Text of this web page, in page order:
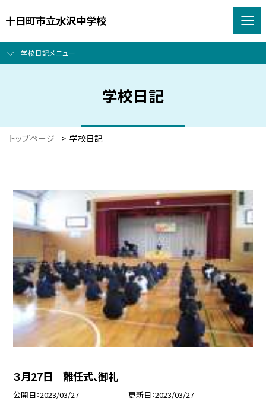
十日町市立水沢中学校
学校日記メニュー
学校日記
トップページ > 学校日記
３月27日 離任式、御礼
公開日 2023/03/27 更新日 2023/03/27